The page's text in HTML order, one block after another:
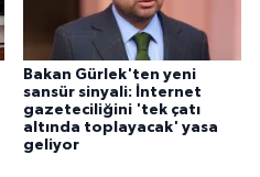
Bakan Gürlek'ten yeni
sansür sinyali: İnternet
gazeteciliğini 'tek çatı
altında toplayacak' yasa
geliyor